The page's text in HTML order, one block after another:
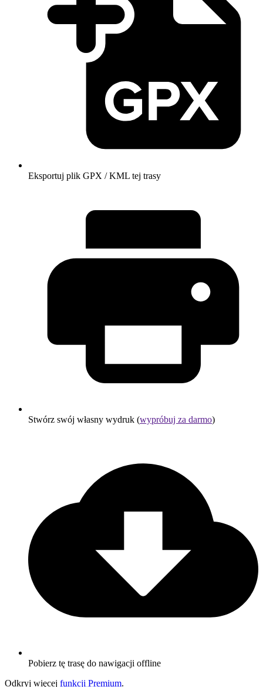
Eksportuj plik GPX / KML tej trasy
Stwórz swój własny wydruk (wypróbuj za darmo)
Pobierz tę trasę do nawigacji offline
Odkryj więcej funkcji Premium.